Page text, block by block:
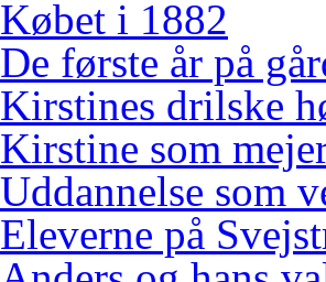
Købet i 1882
De første år på
Kirstines drilske
Kirstine som
Uddannelse som
Eleverne på